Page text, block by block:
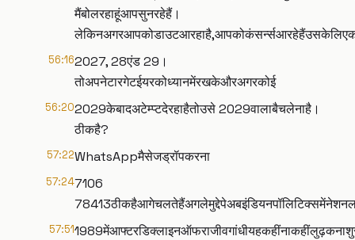
मैंबोलरहाहूंआपसुनरहेहैं।
56:162027, 28एंड 29।
तोअपनेटारगेटईयरकोध्यानमेंरखकेऔरअगरकोई
56:202029केबादअटेम्प्टदेरहाहैतोउसे 2029वालाबैचलेनाहै।
ठीकहै?
57:22WhatsAppमैसेजड्रॉपकरना
57:247106
57:51